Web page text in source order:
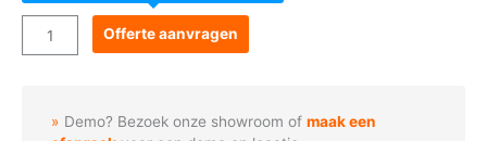
Theaterdoek
Molton
Offerte aanvragen
Demo? Bezoek onze showroom ofmaak een